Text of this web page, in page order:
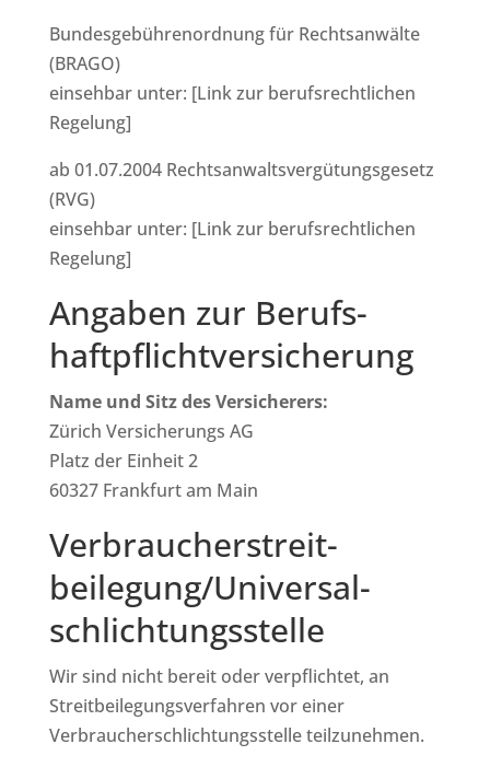
Bundesgebührenordnung für Rechtsanwälte
(BRAGO)
einsehbar unter: [Link zur berufsrechtlichen
Regelung]
ab 01.07.2004 Rechtsanwaltsvergütungsgesetz
(RVG)
einsehbar unter: [Link zur berufsrechtlichen
Regelung]
Angaben zur Berufs­
haftpflicht­versicherung
Name und Sitz des Versicherers:
Zürich Versicherungs AG
Platz der Einheit 2
60327 Frankfurt am Main
Verbraucher­streit­
beilegung/Universal­
schlichtungs­stelle
Wir sind nicht bereit oder verpflichtet, an
Streitbeilegungsverfahren vor einer
Verbraucherschlichtungsstelle teilzunehmen.